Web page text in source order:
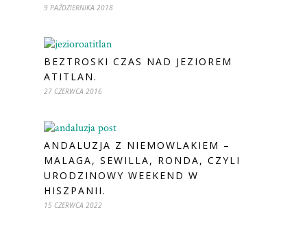
9 PAŹDZIERNIKA 2018
BEZTROSKI CZAS NAD JEZIOREM
ATITLAN.
27 CZERWCA 2016
ANDALUZJA Z NIEMOWLAKIEM –
MALAGA, SEWILLA, RONDA, CZYLI
URODZINOWY WEEKEND W
HISZPANII.
15 CZERWCA 2022